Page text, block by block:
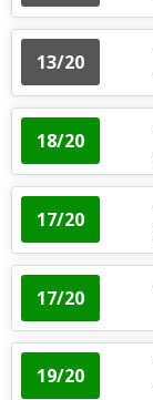
13/20
18/20
17/20
17/20
19/20